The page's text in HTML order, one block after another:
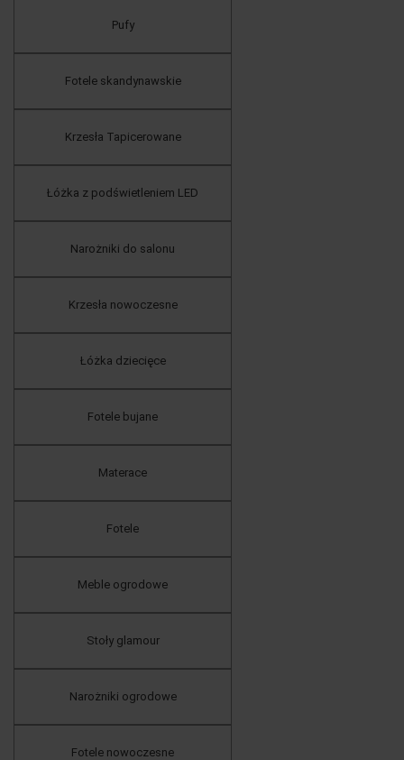
Pufy
Fotele skandynawskie
Krzesła Tapicerowane
Łóżka z podświetleniem LED
Narożniki do salonu
Krzesła nowoczesne
Łóżka dziecięce
Fotele bujane
Materace
Fotele
Meble ogrodowe
Stoły glamour
Narożniki ogrodowe
Fotele nowoczesne